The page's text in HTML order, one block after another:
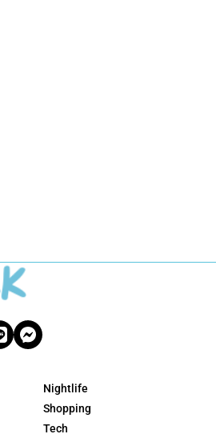
Nightlife
Shopping
Tech